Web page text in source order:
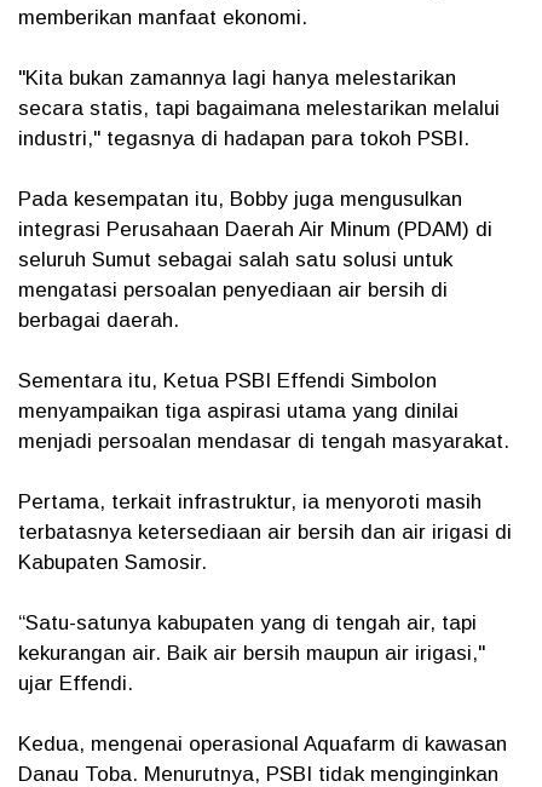
memberikan manfaat ekonomi.
"Kita bukan zamannya lagi hanya melestarikan
secara statis, tapi bagaimana melestarikan melalui
industri," tegasnya di hadapan para tokoh PSBI.
Pada kesempatan itu, Bobby juga mengusulkan
integrasi Perusahaan Daerah Air Minum (PDAM) di
seluruh Sumut sebagai salah satu solusi untuk
mengatasi persoalan penyediaan air bersih di
berbagai daerah.
Sementara itu, Ketua PSBI Effendi Simbolon
menyampaikan tiga aspirasi utama yang dinilai
menjadi persoalan mendasar di tengah masyarakat.
Pertama, terkait infrastruktur, ia menyoroti masih
terbatasnya ketersediaan air bersih dan air irigasi di
Kabupaten Samosir.
“Satu-satunya kabupaten yang di tengah air, tapi
kekurangan air. Baik air bersih maupun air irigasi,"
ujar Effendi.
Kedua, mengenai operasional Aquafarm di kawasan
Danau Toba. Menurutnya, PSBI tidak menginginkan